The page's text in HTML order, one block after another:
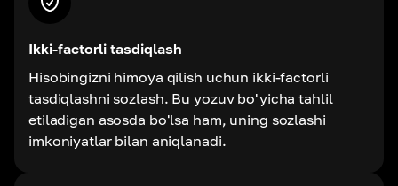
Ikki-factorli tasdiqlash
Hisobingizni himoya qilish uchun ikki-factorli
tasdiqlashni sozlash. Bu yozuv bo'yicha tahlil
etiladigan asosda bo'lsa ham, uning sozlashi
imkoniyatlar bilan aniqlanadi.